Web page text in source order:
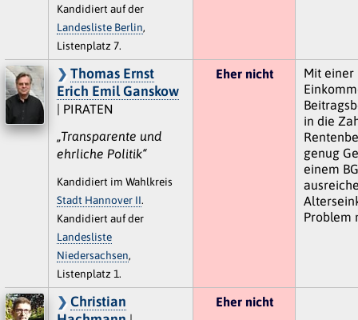
Kandidiert auf der
Landesliste Berlin,
Listenplatz 7.
Thomas Ernst
Erich Emil Ganskow
| PIRATEN
„Transparente und
ehrliche Politik“
Kandidiert im Wahlkreis
Stadt Hannover II.
Kandidiert auf der
Landesliste
Niedersachsen,
Listenplatz 1.
Eher nicht
Mit einer
in die
genug
einem
Problem
Christian
Eher nicht